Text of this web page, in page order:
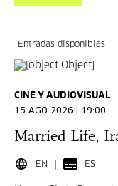
Entradas disponibles
CINE Y AUDIOVISUAL
15 AGO 2026 | 19:00
Married Life,
EN ES